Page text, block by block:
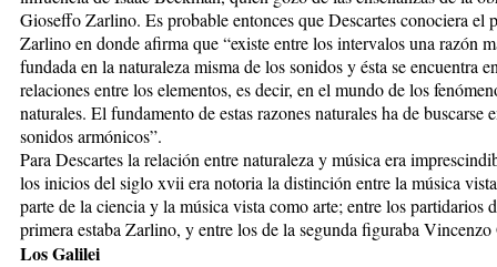
Gioseffo Zarlino. Es probable entonces que Descartes conociera el
Zarlino en donde afirma que “existe entre los intervalos una razón
fundada en la naturaleza misma de los sonidos y ésta se encuentra
relaciones entre los elementos, es decir, en el mundo de los
naturales. El fundamento de estas razones naturales ha de buscarse
sonidos armónicos”.
Para Descartes la relación entre naturaleza y música era
los inicios del siglo xvii era notoria la distinción entre la música
parte de la ciencia y la música vista como arte; entre los partidarios
primera estaba Zarlino, y entre los de la segunda figuraba
Los Galilei